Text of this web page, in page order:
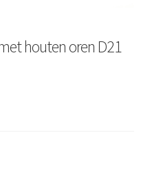
houten oren D21